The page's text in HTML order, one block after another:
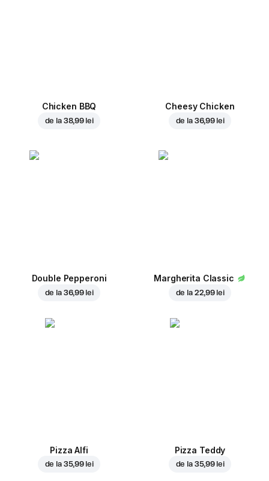
Chicken BBQ
de la 38,99 lei
Cheesy Chicken
de la 36,99 lei
Double Pepperoni
de la 36,99 lei
Margherita Classic
de la 22,99 lei
Pizza Alfi
de la 35,99 lei
Pizza Teddy
de la 35,99 lei